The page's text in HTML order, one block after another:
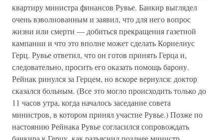
квартиру министра финансов Рувье. Банкир выглядел
очень взволнованным и заявил, что для него вопрос
жизни или смерти — добиться прекращения газетной
кампании и что это вполне может сделать Корнелиус
Герц. Рувье ответил, что он готов принять Герца и,
следовательно, просить его оказать помощь барону.
Рейнак ринулся за Герцем, но вскоре вернулся: доктор
сказался больным. (Все это могло происходить только до
11 часов утра, когда началось заседание совета
министров, в котором принял участие Рувье.) Позже по
настоянию Рейнака Рувье согласился сопровождать